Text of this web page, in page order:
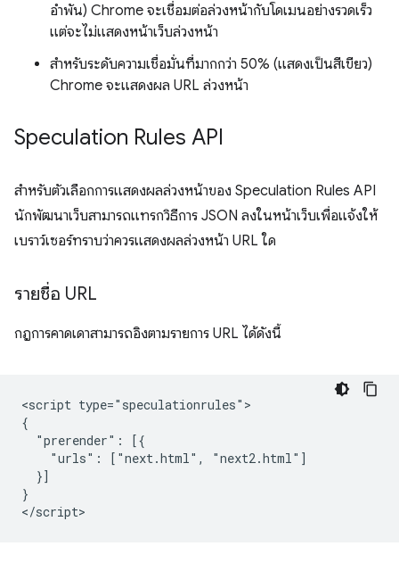
อำพัน) Chrome จะเชื่อมต่อล่วงหน้ากับโดเมนอย่างรวดเร็ว
แต่จะไม่แสดงหน้าเว็บล่วงหน้า
สำหรับระดับความเชื่อมั่นที่มากกว่า 50% (แสดงเป็นสีเขียว)
Chrome จะแสดงผล URL ล่วงหน้า
Speculation Rules API
สำหรับตัวเลือกการแสดงผลล่วงหน้าของ Speculation Rules API
นักพัฒนาเว็บสามารถแทรกวิธีการ JSON ลงในหน้าเว็บเพื่อแจ้งให้
เบราว์เซอร์ทราบว่าควรแสดงผลล่วงหน้า URL ใด
รายชื่อ URL
กฎการคาดเดาสามารถอิงตามรายการ URL ได้ดังนี้
<script type="speculationrules">
{
  "prerender": [{
    "urls": ["next.html", "next2.html"]
  }]
}